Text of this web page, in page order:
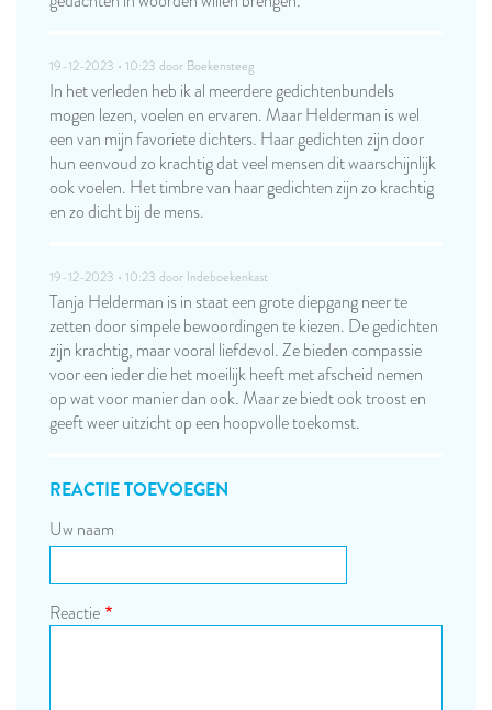
19-12-2023 • 10:23 door Boekensteeg
In het verleden heb ik al meerdere gedichtenbundels
mogen lezen, voelen en ervaren. Maar Helderman is wel
een van mijn favoriete dichters. Haar gedichten zijn door
hun eenvoud zo krachtig dat veel mensen dit waarschijnlijk
ook voelen. Het timbre van haar gedichten zijn zo krachtig
en zo dicht bij de mens.
19-12-2023 • 10:23 door Indeboekenkast
Tanja Helderman is in staat een grote diepgang neer te
zetten door simpele bewoordingen te kiezen. De gedichten
zijn krachtig, maar vooral liefdevol. Ze bieden compassie
voor een ieder die het moeilijk heeft met afscheid nemen
op wat voor manier dan ook. Maar ze biedt ook troost en
geeft weer uitzicht op een hoopvolle toekomst.
REACTIE TOEVOEGEN
Uw naam
Reactie